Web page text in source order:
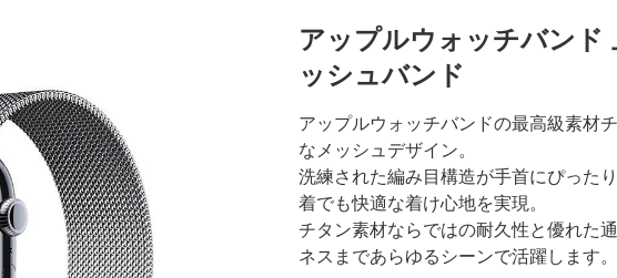
アップルウォッチバンド
ッシュバンド
アップルウォッチバンドの最高級素材
なメッシュデザイン。
洗練された編み目構造が手首にぴった
着でも快適な着け心地を実現。
チタン素材ならではの耐久性と優れた
ネスまであらゆるシーンで活躍します。